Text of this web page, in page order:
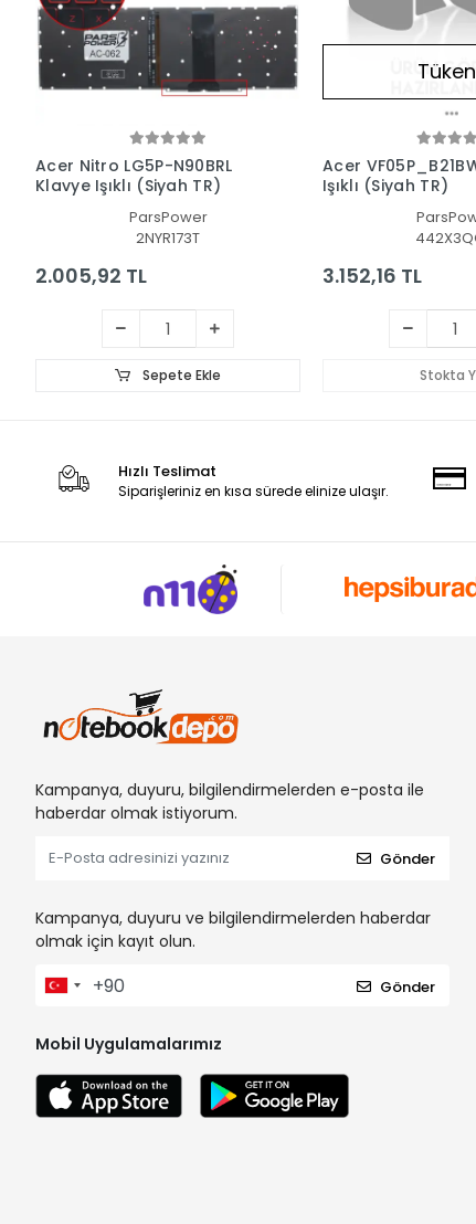
Acer Nitro LG5P-N90BRL
Klavye Işıklı (Siyah TR)
ParsPower
2NYR173T
2.005,92 TL
Sepete Ekle
Acer
Işıklı (Siyah TR)
3.152,16 TL
Stokta
Hızlı Teslimat
Siparişleriniz en kısa sürede elinize ulaşır.
Kampanya, duyuru, bilgilendirmelerden e-posta ile
haberdar olmak istiyorum.
Gönder
Kampanya, duyuru ve bilgilendirmelerden haberdar
olmak için kayıt olun.
Gönder
Mobil Uygulamalarımız